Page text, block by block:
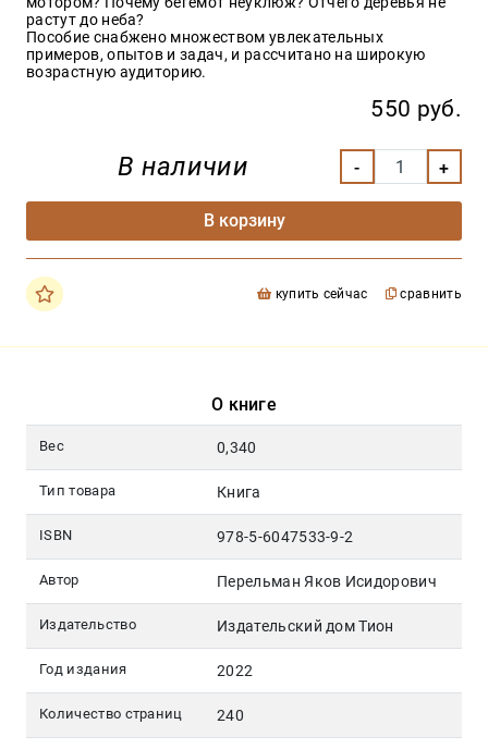
растут до неба?
Пособие снабжено множеством увлекательных
примеров, опытов и задач, и рассчитано на широкую
возрастную аудиторию.
550 руб.
В наличии
В корзину
купить сейчас сравнить
О книге
Вес 0,340
Тип товара Книга
ISBN 978-5-6047533-9-2
Автор Перельман Яков Исидорович
Издательство Издательский дом Тион
Год издания 2022
Количество страниц 240
Москва
pochta@den-
magazin.ru